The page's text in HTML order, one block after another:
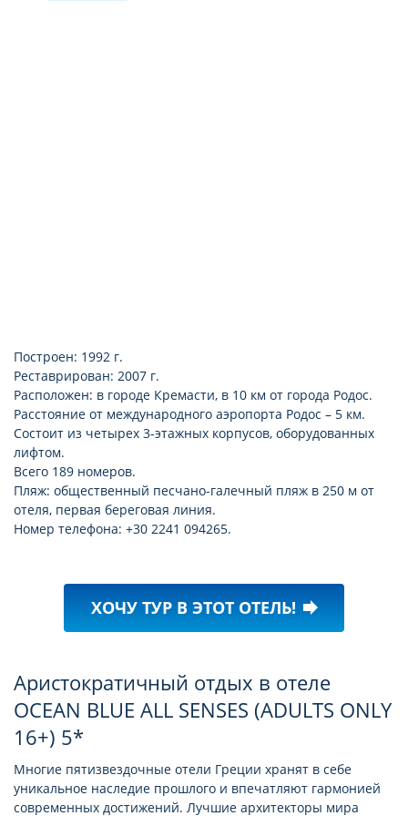
Построен: 1992 г.
Реставрирован: 2007 г.
Расположен: в городе Кремасти, в 10 км от города Родос.
Расстояние от международного аэропорта Родос – 5 км.
Состоит из четырех 3-этажных корпусов, оборудованных
лифтом.
Всего 189 номеров.
Пляж: общественный песчано-галечный пляж в 250 м от
отеля, первая береговая линия.
Номер телефона: +30 2241 094265.
ХОЧУ ТУР В ЭТОТ ОТЕЛЬ! forward
Аристократичный отдых в отеле
OCEAN BLUE ALL SENSES (ADULTS ONLY
16+) 5*
Многие пятизвездочные отели Греции хранят в себе
уникальное наследие прошлого и впечатляют гармонией
современных достижений. Лучшие архитекторы мира